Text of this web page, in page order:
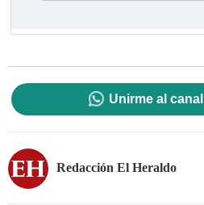
Unirme al
Redacción El Heraldo